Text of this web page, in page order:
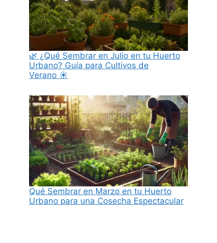
🌿 ¿Qué Sembrar en Julio en tu Huerto
Urbano? Guía para Cultivos de
Verano ☀️
Qué Sembrar en Marzo en tu Huerto
Urbano para una Cosecha Espectacular